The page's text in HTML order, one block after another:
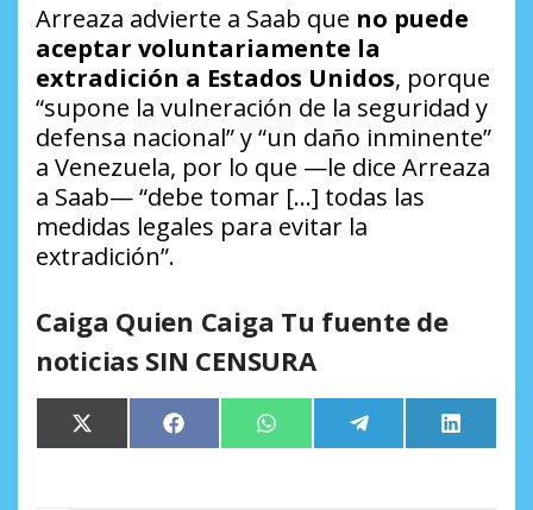
Arreaza advierte a Saab que no puede
aceptar voluntariamente la
extradición a Estados Unidos, porque
“supone la vulneración de la seguridad y
defensa nacional” y “un daño inminente”
a Venezuela, por lo que —le dice Arreaza
a Saab— “debe tomar […] todas las
medidas legales para evitar la
extradición”.
Caiga Quien Caiga Tu fuente de
noticias SIN CENSURA
Compartir
en
X
(Twitter)
Compartir
en
Facebook Compartir
en
WhatsApp Compartir
en
Telegram
en
LinkedIn